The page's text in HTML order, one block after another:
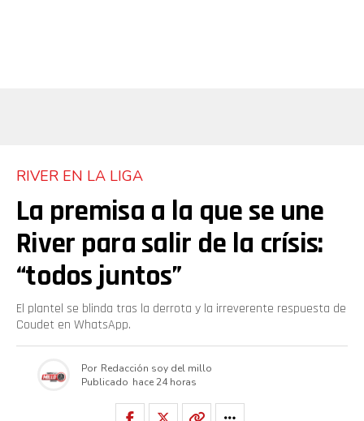
RIVER EN LA LIGA
La premisa a la que se une
River para salir de la crísis:
“todos juntos”
El plantel se blinda tras la derrota y la irreverente respuesta de
Coudet en WhatsApp.
Por Redacción soy del millo
Publicado hace 24 horas